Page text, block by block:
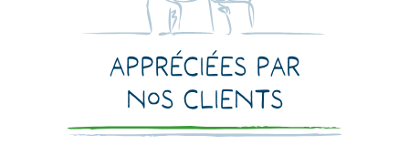
Appréciées par
nos clients